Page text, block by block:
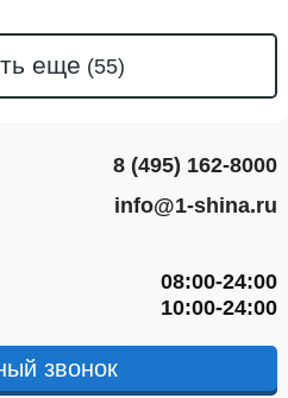
еще
8 (495) 162-8000
info@1-shina.ru
08:00-24:00
10:00-24:00
звонок